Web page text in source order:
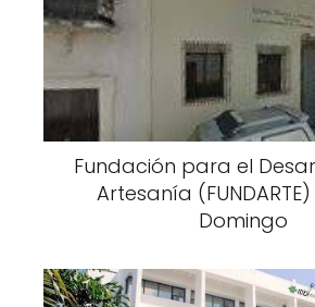
Fundación para el
Artesanía
Domingo